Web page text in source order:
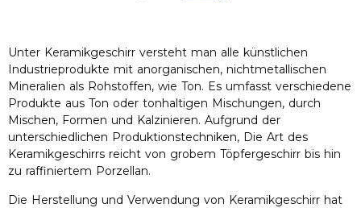
Unter Keramikgeschirr versteht man alle künstlichen
Industrieprodukte mit anorganischen, nichtmetallischen
Mineralien als Rohstoffen, wie Ton. Es umfasst verschiedene
Produkte aus Ton oder tonhaltigen Mischungen, durch
Mischen, Formen und Kalzinieren. Aufgrund der
unterschiedlichen Produktionstechniken, Die Art des
Keramikgeschirrs reicht von grobem Töpfergeschirr bis hin
zu raffiniertem Porzellan.
Die Herstellung und Verwendung von Keramikgeschirr hat